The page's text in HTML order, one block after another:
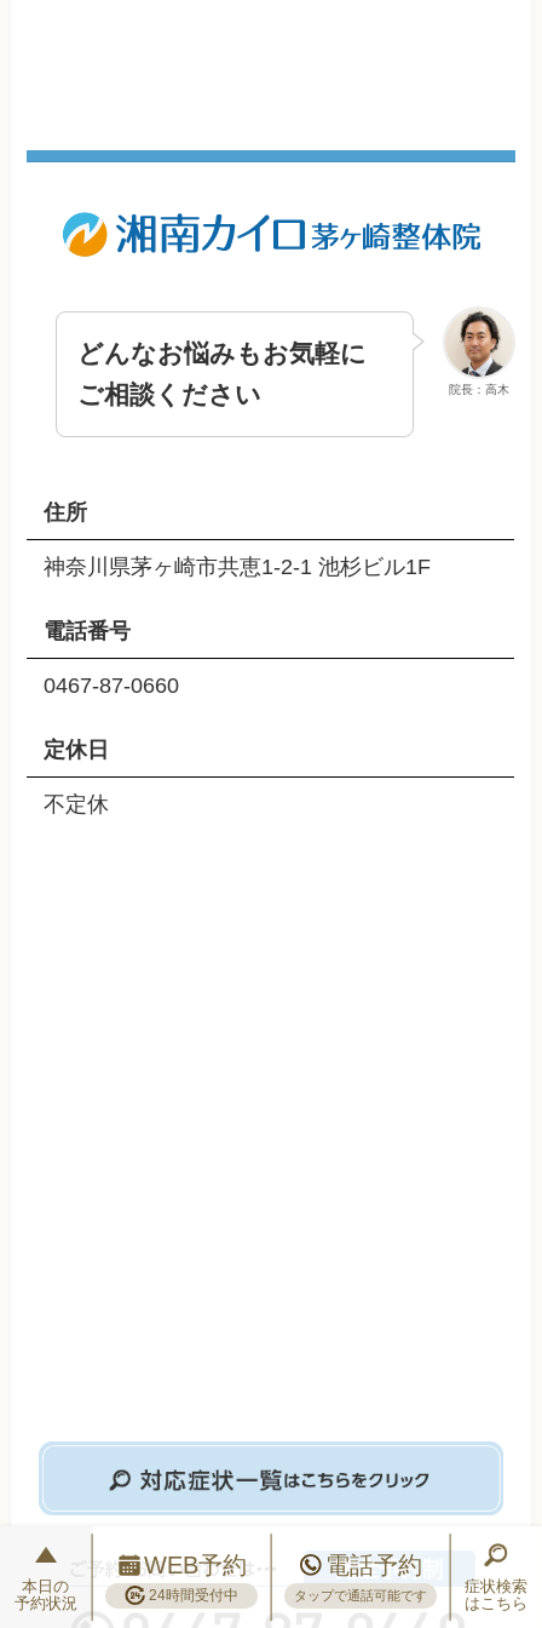
院長：高木
どんなお悩みもお気軽に
ご相談ください
住所
神奈川県茅ヶ崎市共恵1-2-1 池杉ビル1F
電話番号
0467-87-0660
定休日
不定休
本日の
予約状況
WEB予約
24時間受付中
電話予約
タップで通話可能です
症状検索
はこちら